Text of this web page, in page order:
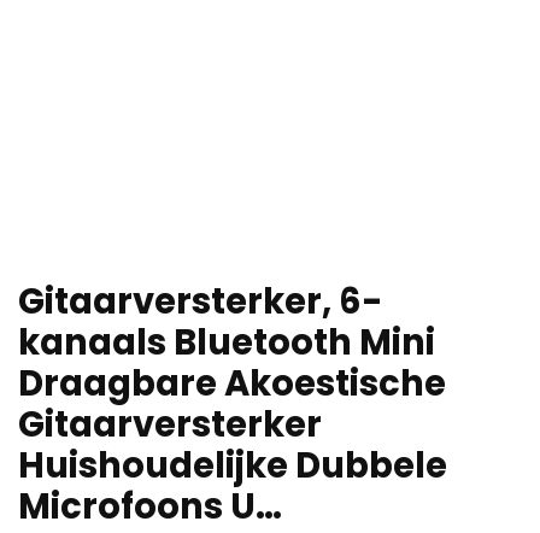
Gitaarversterker, 6-
kanaals Bluetooth Mini
Draagbare Akoestische
Gitaarversterker
Huishoudelijke Dubbele
Microfoons U…